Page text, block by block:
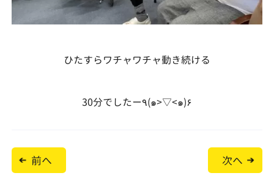
ひたすらワチャワチャ動き続ける
30分でしたー٩(๑>▽<๑)۶
投
ナ
前へ 次へ